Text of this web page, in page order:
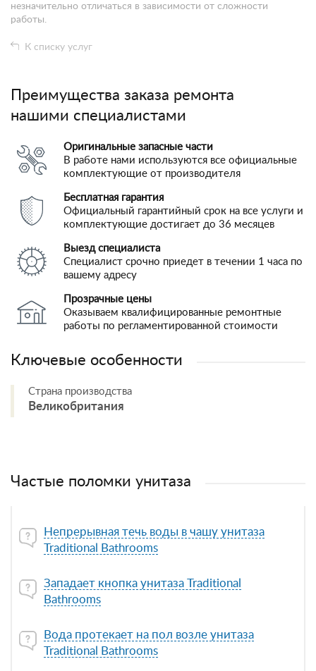
незначительно отличаться в зависимости от сложности
работы.
К списку услуг
Преимущества заказа ремонта
нашими специалистами
Оригинальные запасные части
В работе нами используются все официальные
комплектующие от производителя
Бесплатная гарантия
Официальный гарантийный срок на все услуги и
комплектующие достигает до 36 месяцев
Выезд специалиста
Специалист срочно приедет в течении 1 часа по
вашему адресу
Прозрачные цены
Оказываем квалифицированные ремонтные
работы по регламентированной стоимости
Ключевые особенности
Страна производства
Великобритания
Частые поломки унитаза
Непрерывная течь воды в чашу унитаза
Traditional Bathrooms
Западает кнопка унитаза Traditional
Bathrooms
Вода протекает на пол возле унитаза
Traditional Bathrooms